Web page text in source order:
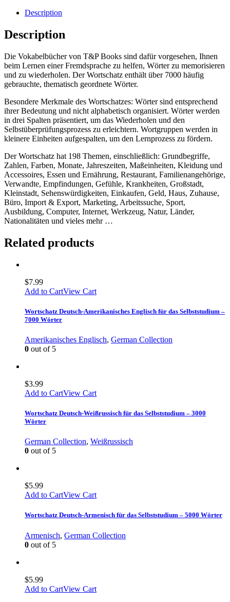
Description
Description
Die Vokabelbücher von T&P Books sind dafür vorgesehen, Ihnen
beim Lernen einer Fremdsprache zu helfen, Wörter zu memorisieren
und zu wiederholen. Der Wortschatz enthält über 7000 häufig
gebrauchte, thematisch geordnete Wörter.
Besondere Merkmale des Wortschatzes: Wörter sind entsprechend
ihrer Bedeutung und nicht alphabetisch organisiert. Wörter werden
in drei Spalten präsentiert, um das Wiederholen und den
Selbstüberprüfungsprozess zu erleichtern. Wortgruppen werden in
kleinere Einheiten aufgespalten, um den Lernprozess zu fördern.
Der Wortschatz hat 198 Themen, einschließlich: Grundbegriffe,
Zahlen, Farben, Monate, Jahreszeiten, Maßeinheiten, Kleidung und
Accessoires, Essen und Ernährung, Restaurant, Familienangehörige,
Verwandte, Empfindungen, Gefühle, Krankheiten, Großstadt,
Kleinstadt, Sehenswürdigkeiten, Einkaufen, Geld, Haus, Zuhause,
Büro, Import & Export, Marketing, Arbeitssuche, Sport,
Ausbildung, Computer, Internet, Werkzeug, Natur, Länder,
Nationalitäten und vieles mehr …
Related products
$7.99
Add to CartView Cart
Wortschatz Deutsch-Amerikanisches Englisch für das Selbststudium –
7000 Wörter
Amerikanisches Englisch, German Collection
0 out of 5
$3.99
Add to CartView Cart
Wortschatz Deutsch-Weißrussisch für das Selbststudium – 3000
Wörter
German Collection, Weißrussisch
0 out of 5
$5.99
Add to CartView Cart
Wortschatz Deutsch-Armenisch für das Selbststudium – 5000 Wörter
Armenisch, German Collection
0 out of 5
$5.99
Add to CartView Cart